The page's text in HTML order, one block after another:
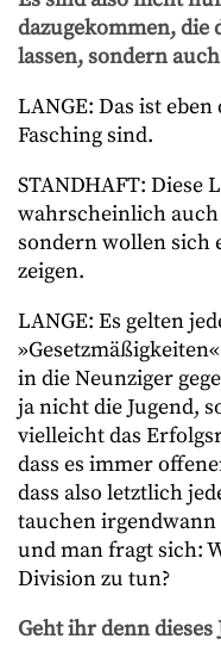
dazugekommen, die
lassen, sondern
LANGE: Das ist
Fasching sind.
STANDHAFT: Diese
wahrscheinlich auch
sondern wollen sich
zeigen.
LANGE: Es gelten
in die Neunziger
ja nicht die Jugend,
vielleicht das
dass es immer
dass also letztlich
tauchen irgendwann
und man fragt sich:
Division zu tun?
Geht ihr denn dieses